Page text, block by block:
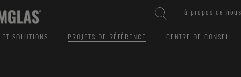
à propos de nous
SOLUTIONS PROJETS DE RÉFÉRENCE CENTRE DE CONSEIL